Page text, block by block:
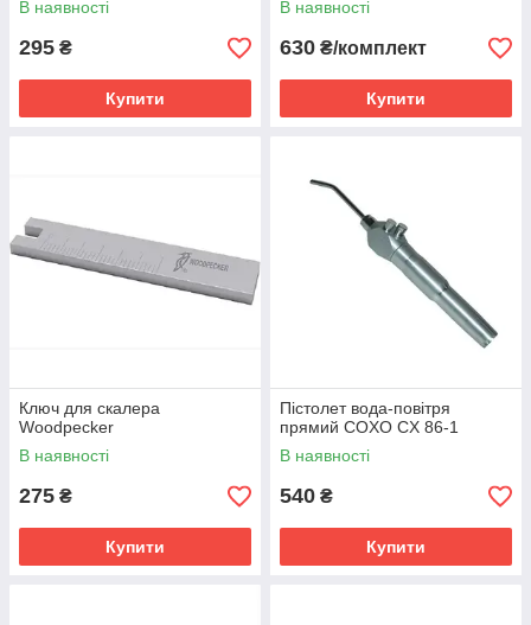
В наявності
295 ₴
Купити
В наявності
630 ₴/комплект
Купити
Ключ для скалера
Woodpecker
В наявності
275 ₴
Купити
Пістолет вода-повітря
прямий COXO CX 86-1
В наявності
540 ₴
Купити